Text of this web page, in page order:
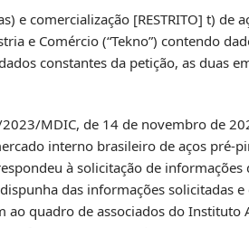
e comercialização [RESTRITO] t) de
e Comércio (“Tekno”) contendo
constantes da petição, as duas
MDIC, de 14 de novembro de
interno brasileiro de aços pré-
à solicitação de
das informações solicitadas e
ao quadro de associados do